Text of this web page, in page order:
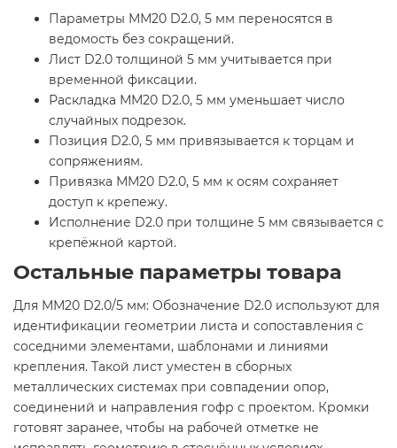
Параметры ММ20 D2.0, 5 мм переносятся в
ведомость без сокращений.
Лист D2.0 толщиной 5 мм учитывается при
временной фиксации.
Раскладка ММ20 D2.0, 5 мм уменьшает число
случайных подрезок.
Позиция D2.0, 5 мм привязывается к торцам и
сопряжениям.
Привязка ММ20 D2.0, 5 мм к осям сохраняет
доступ к крепежу.
Исполнение D2.0 при толщине 5 мм связывается с
крепёжной картой.
Остальные параметры товара
Для ММ20 D2.0/5 мм: Обозначение D2.0 используют для
идентификации геометрии листа и сопоставления с
соседними элементами, шаблонами и линиями
крепления. Такой лист уместен в сборных
металлических системах при совпадении опор,
соединений и направления гофр с проектом. Кромки
готовят заранее, чтобы на рабочей отметке не